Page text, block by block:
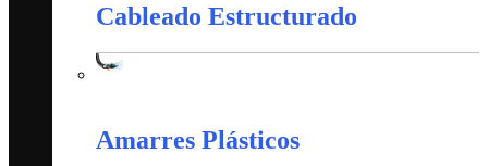
Cableado Estructurado
Amarres Plásticos